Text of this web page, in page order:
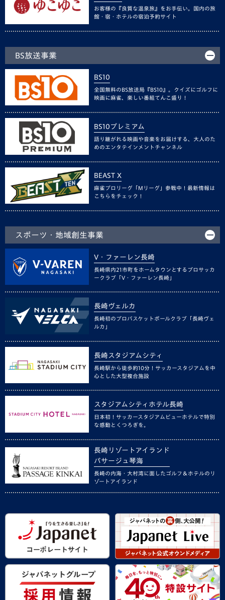
お客様の『良質な温泉旅』をお手伝い。国内の旅
館・宿・ホテルの宿泊予約サイト
BS放送事業
BS10
全国無料のBS放送局『BS10』。クイズにゴルフに
映画に麻雀、楽しい番組てんこ盛り！
BS10プレミアム
語り継がれる映画や音楽をお届けする、大人のた
めのエンタテインメントチャンネル
BEAST X
麻雀プロリーグ「Mリーグ」参戦中！最新情報は
こちらをチェック！
スポーツ・地域創生事業
V・ファーレン長崎
長崎県内21市町をホームタウンとするプロサッカ
ークラブ「V・ファーレン長崎」
長崎ヴェルカ
長崎初のプロバスケットボールクラブ「長崎ヴェ
ルカ」
長崎スタジアムシティ
長崎駅から徒歩約10分！サッカースタジアムを中
心とした大型複合施設
スタジアムシティホテル長崎
日本初！サッカースタジアムビューホテルで特別
な感動とくつろぎを。
長崎リゾートアイランド
パサージュ琴海
長崎の内海・大村湾に面したゴルフ＆ホテルのリ
ゾートアイランド